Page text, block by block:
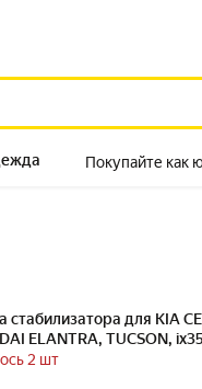
Покупайте как
стабилизатора для KIA
ELANTRA, TUCSON,
2 шт